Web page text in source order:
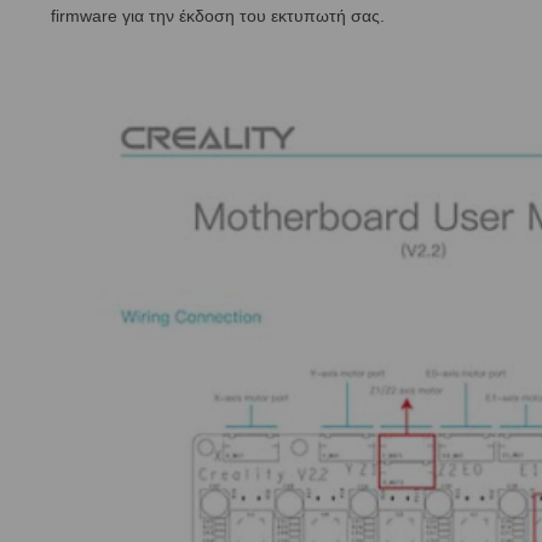
firmware για την έκδοση του εκτυπωτή σας.